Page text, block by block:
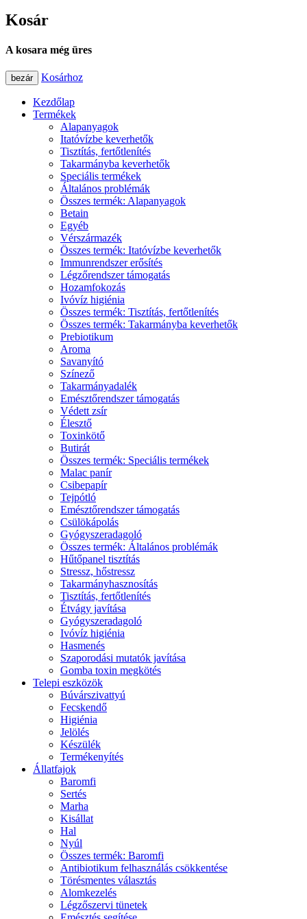
Kosár
A kosara még üres
bezár Kosárhoz
Kezdőlap
Termékek
Alapanyagok
Itatóvízbe keverhetők
Tisztítás, fertőtlenítés
Takarmányba keverhetők
Speciális termékek
Általános problémák
Összes termék: Alapanyagok
Betain
Egyéb
Vérszármazék
Összes termék: Itatóvízbe keverhetők
Immunrendszer erősítés
Légzőrendszer támogatás
Hozamfokozás
Ivóvíz higiénia
Összes termék: Tisztítás, fertőtlenítés
Összes termék: Takarmányba keverhetők
Prebiotikum
Aroma
Savanyító
Színező
Takarmányadalék
Emésztőrendszer támogatás
Védett zsír
Élesztő
Toxinkötő
Butirát
Összes termék: Speciális termékek
Malac panír
Csibepapír
Tejpótló
Emésztőrendszer támogatás
Csülökápolás
Gyógyszeradagoló
Összes termék: Általános problémák
Hűtőpanel tisztítás
Stressz, hőstressz
Takarmányhasznosítás
Tisztítás, fertőtlenítés
Étvágy javítása
Gyógyszeradagoló
Ivóvíz higiénia
Hasmenés
Szaporodási mutatók javítása
Gomba toxin megkötés
Telepi eszközök
Búvárszivattyú
Fecskendő
Higiénia
Jelölés
Készülék
Termékenyítés
Állatfajok
Baromfi
Sertés
Marha
Kisállat
Hal
Nyúl
Összes termék: Baromfi
Antibiotikum felhasználás csökkentése
Törésmentes választás
Alomkezelés
Légzőszervi tünetek